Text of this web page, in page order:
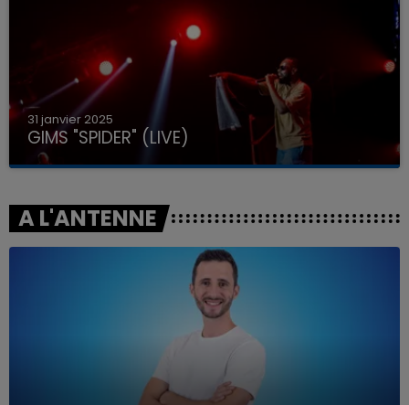
31 janvier 2025
GIMS "SPIDER" (LIVE)
A L'ANTENNE